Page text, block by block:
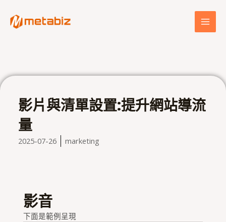
影片與清單設置:提升網站導流
量
2025-07-26 marketing
影音
下面是範例呈現